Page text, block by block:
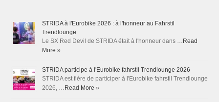
STRIDA à l'Eurobike 2026 : à l'honneur au Fahrstil
Trendlounge
Le SX Red Devil de STRIDA était à l'honneur dans …Read
More »
STRIDA participe à l'Eurobike fahrstil Trendlounge 2026
STRIDA est fière de participer à l'Eurobike fahrstil Trendlounge
2026, …Read More »